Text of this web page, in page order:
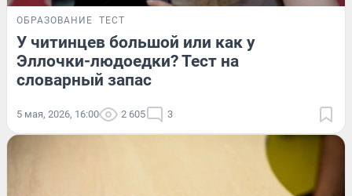
ОБРАЗОВАНИЕ ТЕСТ
У читинцев большой или как у
Эллочки-людоедки? Тест на
словарный запас
5 мая, 2026, 16:00 2 605 3